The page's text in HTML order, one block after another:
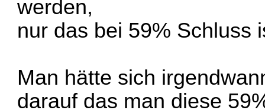
werden,
nur das bei 59% Schluss
Man hätte sich
darauf das man diese